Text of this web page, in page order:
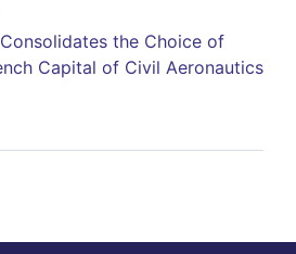
the Choice of
Capital of Civil Aeronautics